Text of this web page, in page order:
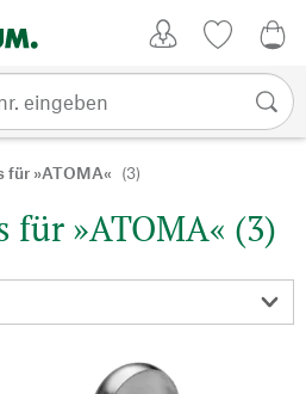
für »ATOMA« (3)
für »ATOMA« (3)